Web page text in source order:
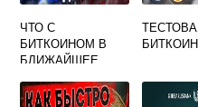
ЧТО С
БИТКОИНОМ В
БЛИЖАЙШЕЕ
НОВОСТИ
БИТКОИН